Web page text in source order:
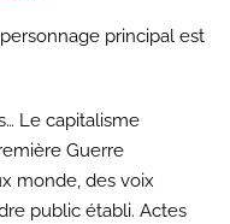
principal est
Le capitalisme
Guerre
monde, des voix
public établi. Actes